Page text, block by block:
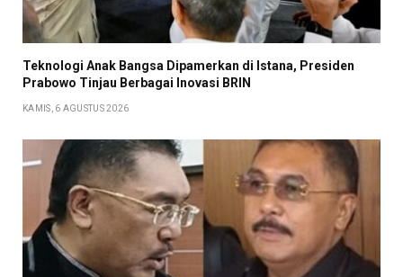
Teknologi Anak Bangsa Dipamerkan di Istana, Presiden
Prabowo Tinjau Berbagai Inovasi BRIN
KAMIS, 6 AGUSTUS 2026